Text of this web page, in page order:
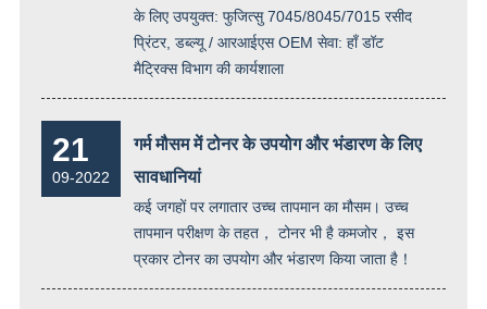
के लिए उपयुक्त: फुजित्सु 7045/8045/7015 रसीद
प्रिंटर, डब्ल्यू / आरआईएस OEM सेवा: हाँ डॉट
मैट्रिक्स विभाग की कार्यशाला
21
09-2022
गर्म मौसम में टोनर के उपयोग और भंडारण के लिए
सावधानियां
कई जगहों पर लगातार उच्च तापमान का मौसम। उच्च
तापमान परीक्षण के तहत， टोनर भी है कमजोर， इस
प्रकार टोनर का उपयोग और भंडारण किया जाता है！